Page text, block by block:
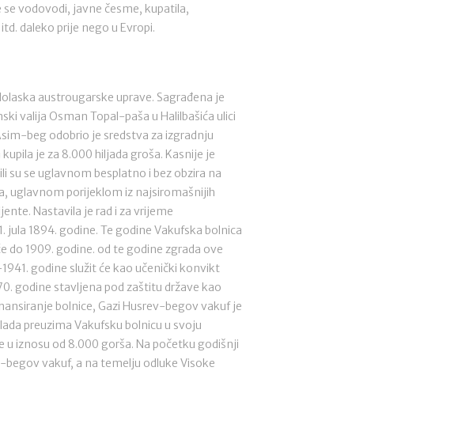
vodovodi, javne česme, kupatila,
daleko prije nego u Evropi.
austrougarske uprave. Sagrađena je
valija Osman Topal-paša u Halilbašića ulici
beg odobrio je sredstva za izgradnju
je za 8.000 hiljada groša. Kasnije je
su se uglavnom besplatno i bez obzira na
uglavnom porijeklom iz najsiromašnijih
Nastavila je rad i za vrijeme
1894. godine. Te godine Vakufska bolnica
do 1909. godine. od te godine zgrada ove
godine služit će kao učenički konvikt
godine stavljena pod zaštitu države kao
bolnice, Gazi Husrev-begov vakuf je
preuzima Vakufsku bolnicu u svoju
iznosu od 8.000 gorša. Na početku godišnji
vakuf, a na temelju odluke Visoke